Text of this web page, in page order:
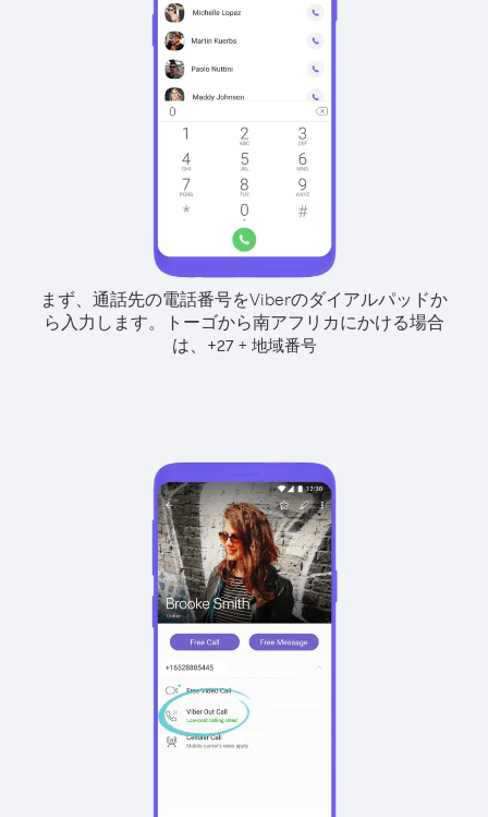
まず、通話先の電話番号をViberのダイアルパッドか
ら入力します。
トーゴから南アフリカにかける場合
は、
+27+ 地域番号